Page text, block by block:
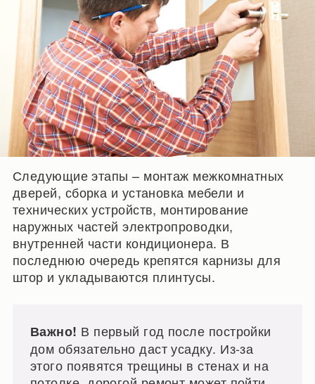
Следующие этапы – монтаж межкомнатных
дверей, сборка и установка мебели и
технических устройств, монтирование
наружных частей электропроводки,
внутренней части кондиционера. В
последнюю очередь крепятся карнизы для
штор и укладываются плинтусы.
Важно! В первый год после постройки
дом обязательно даст усадку. Из-за
этого появятся трещины в стенах и на